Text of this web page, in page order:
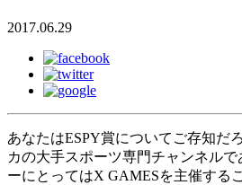
2017.06.29
あなたはESPY賞についてご存知だ
カの大手スポーツ専門チャンネル
ーにとってはX GAMESを主催する